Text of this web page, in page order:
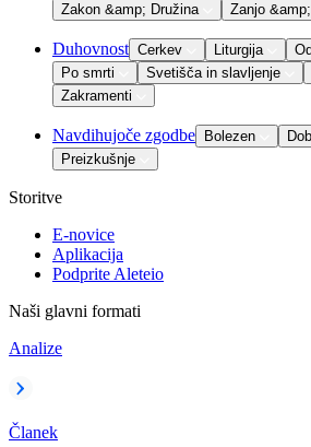
Zakon &amp; Družina
Zanjo
Duhovnost Cerkev Liturgija
Po smrti
Svetišča in slavljenje
Zakramenti
Navdihujoče zgodbe Bolezen
Preizkušnje
Storitve
E-novice
Aplikacija
Podprite Aleteio
Naši glavni formati
Analize
Članek